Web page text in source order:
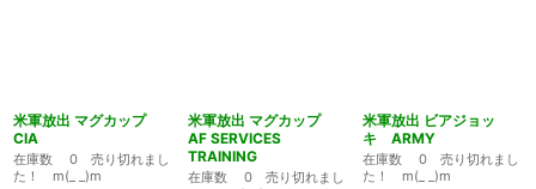
米軍放出 マグカップ
CIA
在庫数 0 売り切れまし
た！ m(_ _)m
米軍放出 マグカップ
AF SERVICES
TRAINING
在庫数 0 売り切れまし
米軍放出 ビアジョッ
キ ARMY
在庫数 0 売り切れまし
た！ m(_ _)m